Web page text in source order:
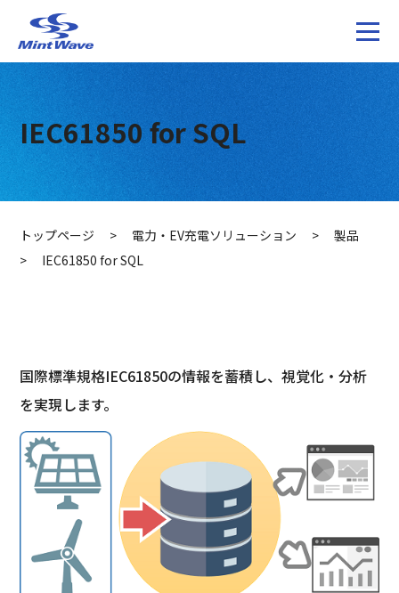
IEC61850 for SQL
トップページ > 電力・EV充電ソリューション >
製品
>
IEC61850 for SQL
国際標準規格IEC61850の情報を蓄積し、視覚化・分析
を実現します。